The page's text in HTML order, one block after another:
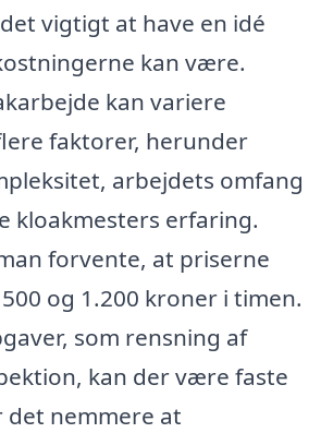
vigtigt at have en idé
kan være.
kan variere
faktorer, herunder
arbejdets omfang
kloakmesters erfaring.
forvente, at priserne
og 1.200 kroner i timen.
som rensning af
kan der være faste
det nemmere at